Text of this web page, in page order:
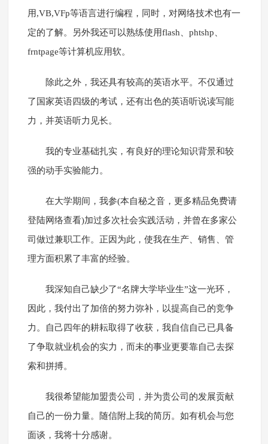
用,VB,VFp等语言进行编程，同时，对网络技术也有一
定的了解。另外我还可以熟练使用flash、phtshp、
frntpage等计算机应用软。
除此之外，我还具有较高的英语水平。不仅通过
了国家英语四级的考试，还有出色的英语听说读写能
力，并英语听力见长。
我的专业基础扎实，有良好的理论知识背景和较
强的动手实验能力。
在大学期间，我参(本自秘之音，更多精品免费请
登陆网络查看)加过多次社会实践活动，并曾在多家公
司做过兼职工作。正因为此，使我在生产、销售、管
理方面积累了丰富的经验。
我深知自己缺少了“名牌大学毕业生”这一光环，
因此，我付出了加倍的努力弥补，以提高自己的竞争
力。自己四年的耕耘取得了收获，我自信自己已具备
了争取就业机会的实力，而未的事业更要靠自己去探
索和拼搏。
我很希望能加盟贵公司，并为贵公司的发展贡献
自己的一份力量。随信附上我的简历。如有机会与您
面谈，我将十分感谢。